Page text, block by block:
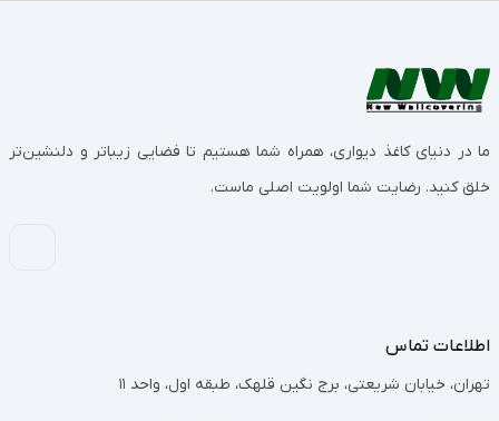
ما در دنیای کاغذ دیواری، همراه شما هستیم تا فضایی زیباتر و دلنشین‌تر
خلق کنید. رضایت شما اولویت اصلی ماست.
اطلاعات تماس
تهران، خیابان شریعتی، برج نگین قلهک، طبقه اول، واحد 11